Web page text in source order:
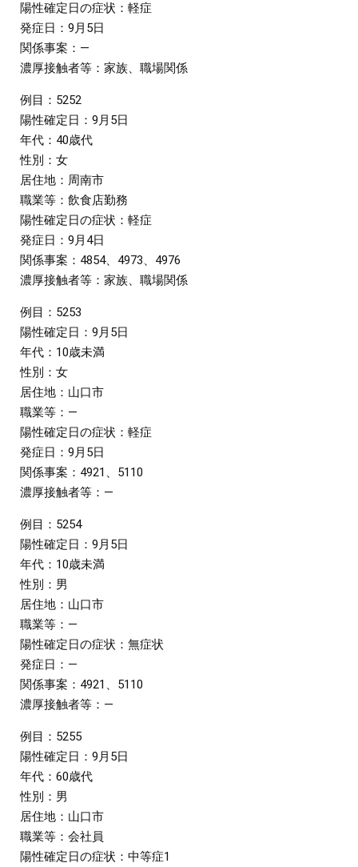
陽性確定日の症状：軽症
発症日：9月5日
関係事案：―
濃厚接触者等：家族、職場関係
例目：5252
陽性確定日：9月5日
年代：40歳代
性別：女
居住地：周南市
職業等：飲食店勤務
陽性確定日の症状：軽症
発症日：9月4日
関係事案：4854、4973、4976
濃厚接触者等：家族、職場関係
例目：5253
陽性確定日：9月5日
年代：10歳未満
性別：女
居住地：山口市
職業等：―
陽性確定日の症状：軽症
発症日：9月5日
関係事案：4921、5110
濃厚接触者等：―
例目：5254
陽性確定日：9月5日
年代：10歳未満
性別：男
居住地：山口市
職業等：―
陽性確定日の症状：無症状
発症日：―
関係事案：4921、5110
濃厚接触者等：―
例目：5255
陽性確定日：9月5日
年代：60歳代
性別：男
居住地：山口市
職業等：会社員
陽性確定日の症状：中等症1